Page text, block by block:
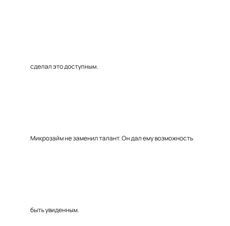
сделал это доступным.
Микрозайм не заменил талант. Он дал ему возможность
быть увиденным.